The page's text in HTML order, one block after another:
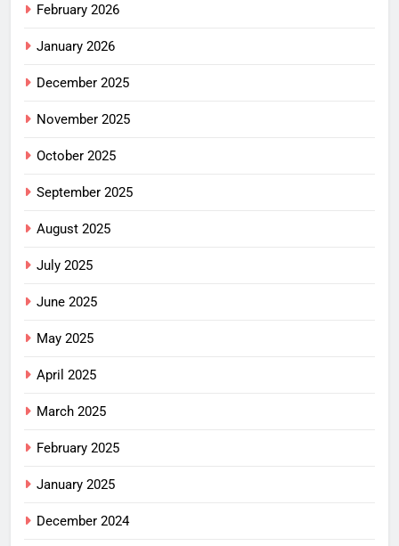
February 2026
January 2026
December 2025
November 2025
October 2025
September 2025
August 2025
July 2025
June 2025
May 2025
April 2025
March 2025
February 2025
January 2025
December 2024